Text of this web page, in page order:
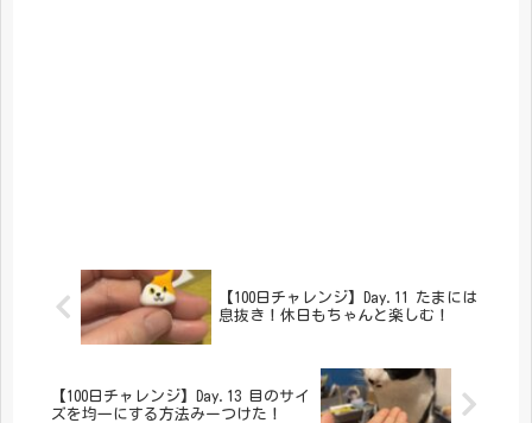
【100日チャレンジ】Day.11 たまには
息抜き！休日もちゃんと楽しむ！
【100日チャレンジ】Day.13 目のサイ
ズを均一にする方法みーつけた！